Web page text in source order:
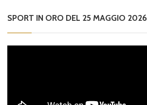
SPORT IN ORO DEL 25 MAGGIO 2026